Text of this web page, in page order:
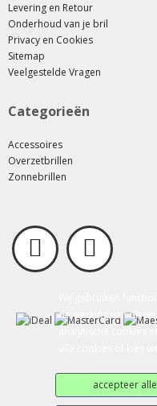
de werking van de
accepteer
Levering en Retour
Onderhoud van je bril
Privacy en Cookies
Sitemap
Veelgestelde Vragen
Categorieën
Accessoires
Overzetbrillen
Zonnebrillen